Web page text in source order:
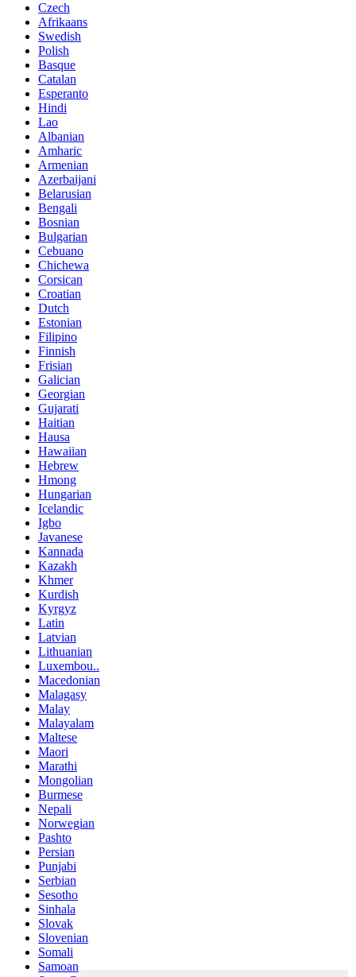
Czech
Afrikaans
Swedish
Polish
Basque
Catalan
Esperanto
Hindi
Lao
Albanian
Amharic
Armenian
Azerbaijani
Belarusian
Bengali
Bosnian
Bulgarian
Cebuano
Chichewa
Corsican
Croatian
Dutch
Estonian
Filipino
Finnish
Frisian
Galician
Georgian
Gujarati
Haitian
Hausa
Hawaiian
Hebrew
Hmong
Hungarian
Icelandic
Igbo
Javanese
Kannada
Kazakh
Khmer
Kurdish
Kyrgyz
Latin
Latvian
Lithuanian
Luxembou..
Macedonian
Malagasy
Malay
Malayalam
Maltese
Maori
Marathi
Mongolian
Burmese
Nepali
Norwegian
Pashto
Persian
Punjabi
Serbian
Sesotho
Sinhala
Slovak
Slovenian
Somali
Samoan